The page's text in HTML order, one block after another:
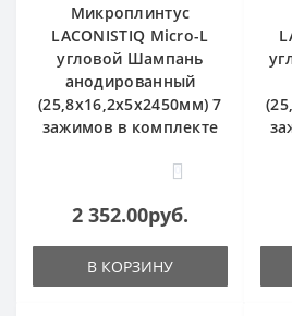
Микроплинтус
LACONISTIQ Micro-L
угловой Шампань
анодированный
(25,8х16,2х5х2450мм) 7
зажимов в комплекте
0
2 352.00руб.
В КОРЗИНУ